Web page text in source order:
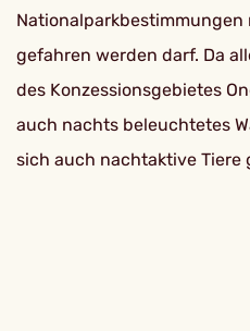
Nationalparkbestimmungen
gefahren werden darf. Da
des Konzessionsgebietes
auch nachts beleuchtetes
sich auch nachtaktive Tiere